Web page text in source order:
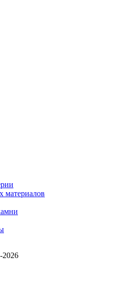
материалов